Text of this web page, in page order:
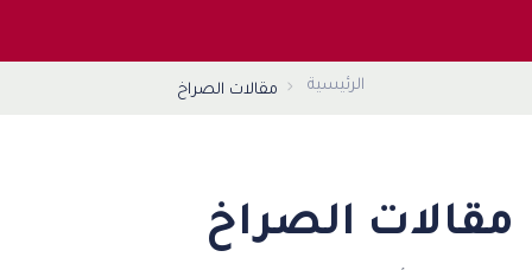
الرئيسية مقالات الصراخ
مقالات الصراخ